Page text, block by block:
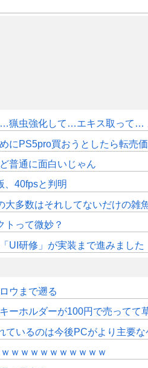
…猟虫強化して…エキス取って…
にPS5pro買おうとしたら転売
普通に面白いじゃん
、40fpsと判明
多数はそれしてないだけの雑
トって微妙？
研修」が実装まで進みました
ウまで遡る
ーホルダーが100円で売ってて
いるのは今後PCがより主要
ｗｗｗｗｗｗｗｗｗｗ